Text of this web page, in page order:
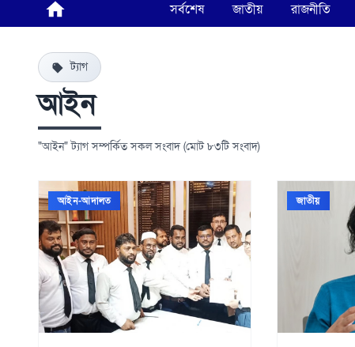
সর্বশেষ জাতীয় রাজনীতি
ট্যাগ
আইন
"আইন" ট্যাগ সম্পর্কিত সকল সংবাদ (মোট ৮৩টি সংবাদ)
আইন-আদালত জাতীয়